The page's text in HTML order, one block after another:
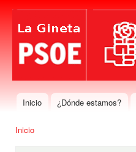
Menú principal
Inicio ¿Dónde estamos?
Inicio